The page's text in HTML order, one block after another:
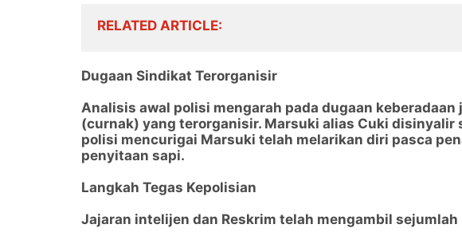
RELATED ARTICLE
Dugaan Sindikat Terorganisir
Analisis awal polisi mengarah pada dugaan
(curnak) yang terorganisir. Marsuki alias Cuki disinyalir
polisi mencurigai Marsuki telah melarikan diri pasca
penyitaan sapi.
Langkah Tegas Kepolisian
Jajaran intelijen dan Reskrim telah mengambil